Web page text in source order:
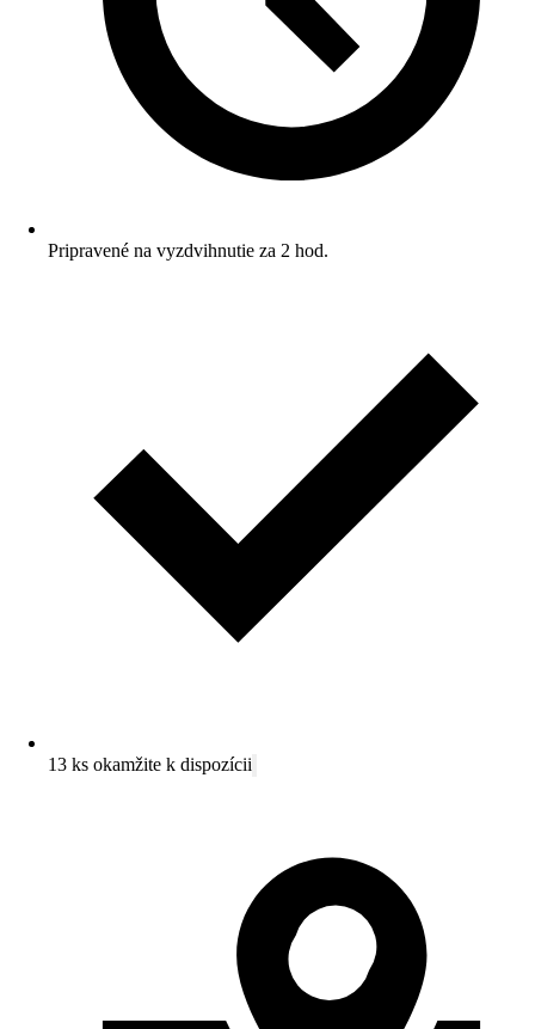
Pripravené na vyzdvihnutie za 2 hod.
13 ks okamžite k dispozícii